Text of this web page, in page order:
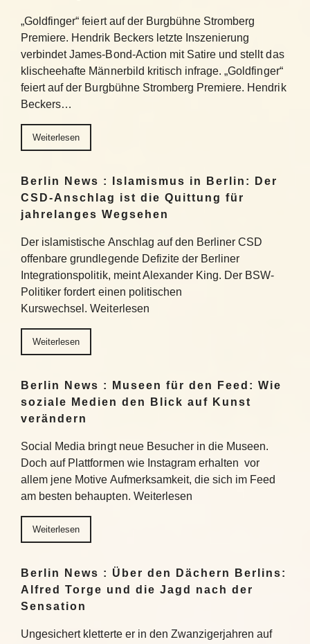
„Goldfinger“ feiert auf der Burgbühne Stromberg
Premiere. Hendrik Beckers letzte Inszenierung
verbindet James-Bond-Action mit Satire und stellt das
klischeehafte Männerbild kritisch infrage. „Goldfinger“
feiert auf der Burgbühne Stromberg Premiere. Hendrik
Beckers…
Weiterlesen
Berlin News : Islamismus in Berlin: Der
CSD-Anschlag ist die Quittung für
jahrelanges Wegsehen
Der islamistische Anschlag auf den Berliner CSD
offenbare grundlegende Defizite der Berliner
Integrationspolitik, meint Alexander King. Der BSW-
Politiker fordert einen politischen
Kurswechsel. Weiterlesen
Weiterlesen
Berlin News : Museen für den Feed: Wie
soziale Medien den Blick auf Kunst
verändern
Social Media bringt neue Besucher in die Museen.
Doch auf Plattformen wie Instagram erhalten vor
allem jene Motive Aufmerksamkeit, die sich im Feed
am besten behaupten. Weiterlesen
Weiterlesen
Berlin News : Über den Dächern Berlins:
Alfred Torge und die Jagd nach der
Sensation
Ungesichert kletterte er in den Zwanzigerjahren auf